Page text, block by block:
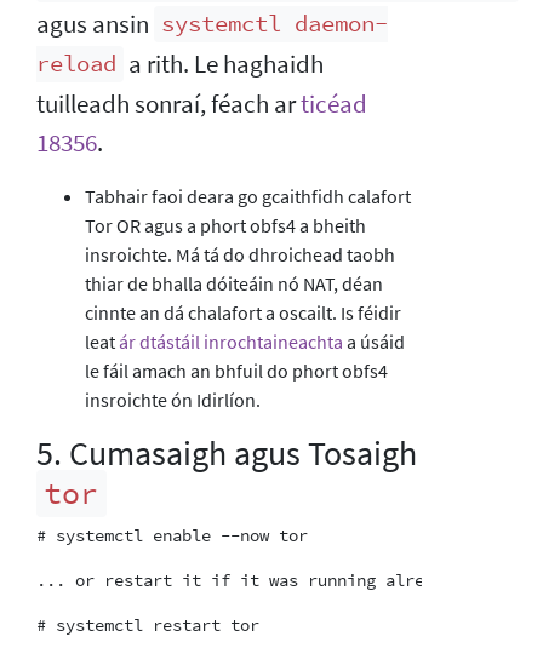
agus ansin systemctl daemon-
reload a rith. Le haghaidh
tuilleadh sonraí, féach articéad
18356.
Tabhair faoi deara go gcaithfidh calafort
Tor OR agus a phort obfs4 a bheith
insroichte. Má tá do dhroichead taobh
thiar de bhalla dóiteáin nó NAT, déan
cinnte an dá chalafort a oscailt. Is féidir
leat ár dtástáil inrochtaineachta a úsáid
le fáil amach an bhfuil do phort obfs4
insroichte ón Idirlíon.
5. Cumasaigh agus Tosaigh
tor